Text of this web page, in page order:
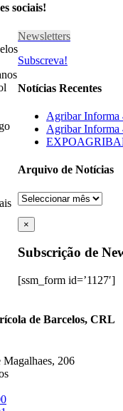
sociais!
Newsletters
Subscreva!
Notícias Recentes
Agribar Informa
Agribar Informa
Arquivo de Notícias
Arquivo
Notícias
×
Subscrição de
[ssm_form id=’1127′]
de Barcelos, CRL
Magalhaes, 206